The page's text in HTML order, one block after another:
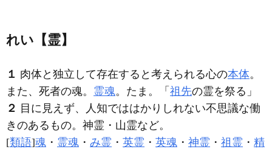
れい【霊】
１ 肉体と独立して存在すると考えられる心の本体。
また、死者の魂。 霊魂。たま。「 祖先の霊を祭る」
２ 目に見えず、人知でははかりしれない不思議な働
きのあるもの。神霊・山霊など。
[類語]魂 ・ 霊魂 ・ み霊 ・ 英霊 ・ 英魂 ・ 神霊 ・ 祖霊 ・ 精